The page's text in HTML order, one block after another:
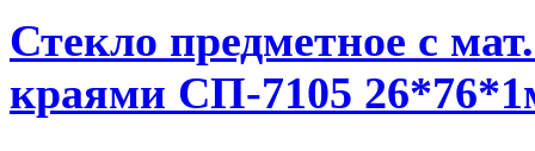
Стекло предметное с
краями СП-7105